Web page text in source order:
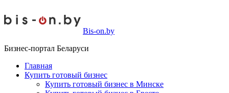
Bis-on.by
Бизнес-портал Беларуси
Главная
Купить готовый бизнес
Купить готовый бизнес в Минске